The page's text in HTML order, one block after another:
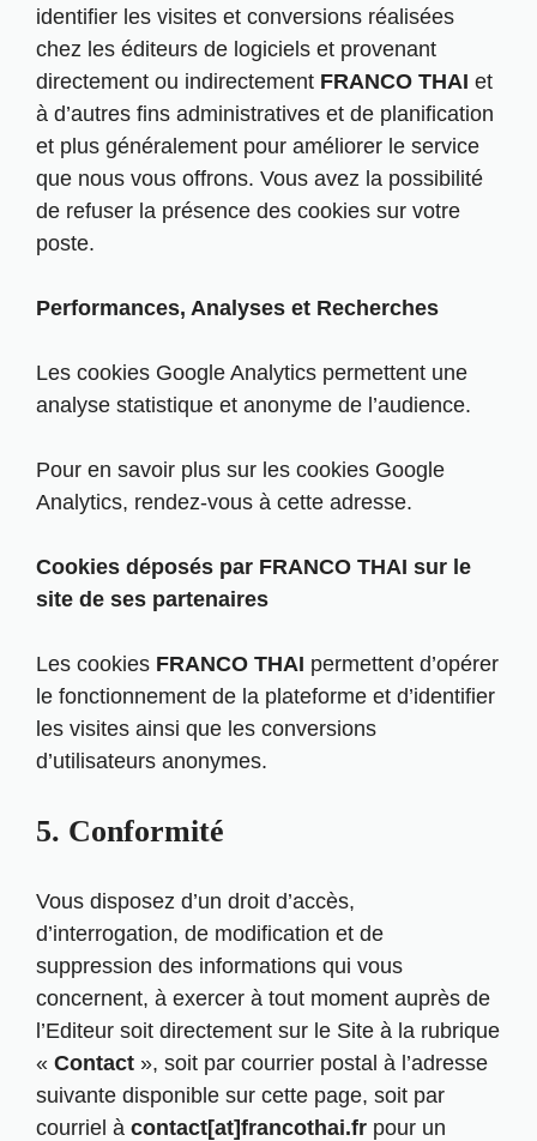
identifier les visites et conversions réalisées
chez les éditeurs de logiciels et provenant
directement ou indirectement FRANCO THAI et
à d’autres fins administratives et de planification
et plus généralement pour améliorer le service
que nous vous offrons. Vous avez la possibilité
de refuser la présence des cookies sur votre
poste.
Performances, Analyses et Recherches
Les cookies Google Analytics permettent une
analyse statistique et anonyme de l’audience.
Pour en savoir plus sur les cookies Google
Analytics, rendez-vous à cette adresse.
Cookies déposés par FRANCO THAI sur le
site de ses partenaires
Les cookies FRANCO THAI permettent d’opérer
le fonctionnement de la plateforme et d’identifier
les visites ainsi que les conversions
d’utilisateurs anonymes.
5. Conformité
Vous disposez d’un droit d’accès,
d’interrogation, de modification et de
suppression des informations qui vous
concernent, à exercer à tout moment auprès de
l’Editeur soit directement sur le Site à la rubrique
« Contact », soit par courrier postal à l’adresse
suivante disponible sur cette page, soit par
courriel à contact[at]francothai.fr pour un